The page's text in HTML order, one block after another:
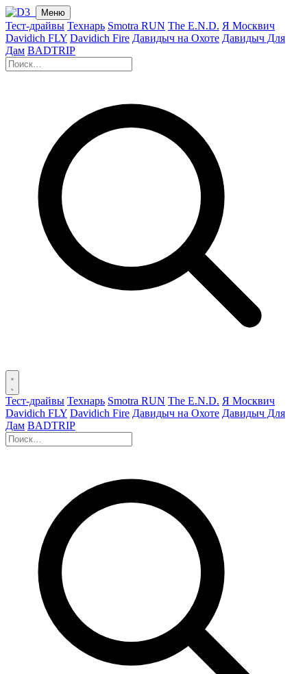
Меню
Тест-драйвы Технарь Smotra RUN The E.N.D. Я Москвич
Davidich FLY Davidich Fire Давидыч на Охоте Давидыч Для
Дам BADTRIP
Тест-драйвы Технарь Smotra RUN The E.N.D. Я Москвич
Davidich FLY Davidich Fire Давидыч на Охоте Давидыч Для
Дам BADTRIP